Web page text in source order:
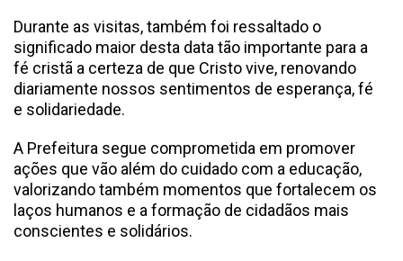
Durante as visitas, também foi ressaltado o
significado maior desta data tão importante para a
fé cristã a certeza de que Cristo vive, renovando
diariamente nossos sentimentos de esperança, fé
e solidariedade.
A Prefeitura segue comprometida em promover
ações que vão além do cuidado com a educação,
valorizando também momentos que fortalecem os
laços humanos e a formação de cidadãos mais
conscientes e solidários.